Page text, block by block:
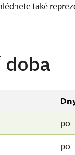
také
doba